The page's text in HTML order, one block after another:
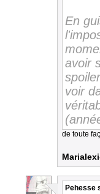
En
avoir
voir
de toute
Pehesse